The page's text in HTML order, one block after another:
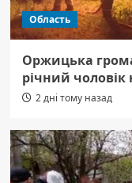
Область
Оржицька
річний
2 дні тому назад